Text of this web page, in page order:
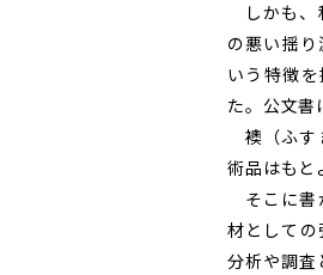
しかも、
の悪い揺
いう特徴
た。公文書
襖（ふす
術品はもと
そこに書
材としての
分析や調査